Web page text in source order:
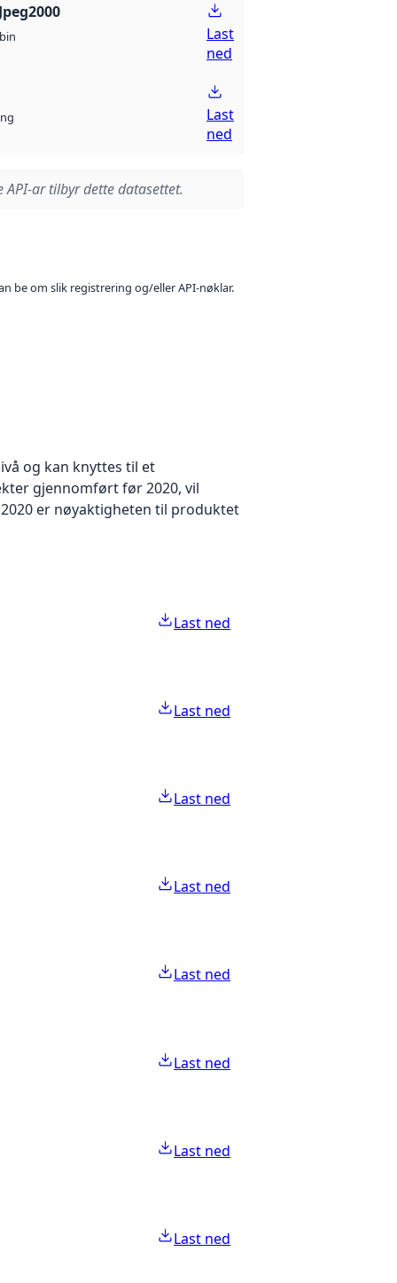
bin
Last
ned
Last
ned
API-ar tilbyr dette datasettet.
be om slik registrering og/eller API-nøklar.
og kan knyttes til et
gjennomført før 2020, vil
er nøyaktigheten til produktet
Last ned
Last ned
Last ned
Last ned
Last ned
Last ned
Last ned
Last ned